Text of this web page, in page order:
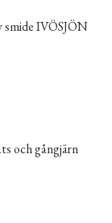
IVÖSJÖN
och gångjärn